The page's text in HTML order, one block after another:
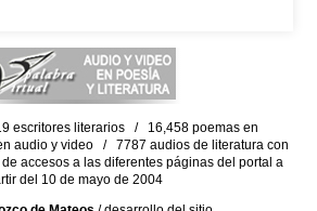
escritores literarios / 16,458 poemas en
audio y video / 7787 audios de literatura con
accesos a las diferentes páginas del portal a
del 10 de mayo de 2004